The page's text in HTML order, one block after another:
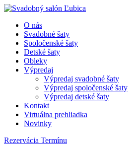
O nás
Svadobné šaty
Spoločenské šaty
Detské šaty
Obleky
Výpredaj
Výpredaj svadobné šaty
Výpredaj spoločenské šaty
Výpredaj detské šaty
Kontakt
Virtuálna prehliadka
Novinky
Rezervácia Termínu